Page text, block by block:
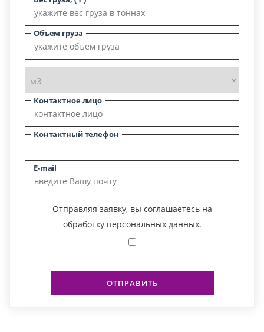
Объем груза
Контактное лицо
Контактный телефон
E-mail
Отправляя заявку, вы соглашаетесь на
обработку персональных данных.
ОТПРАВИТЬ